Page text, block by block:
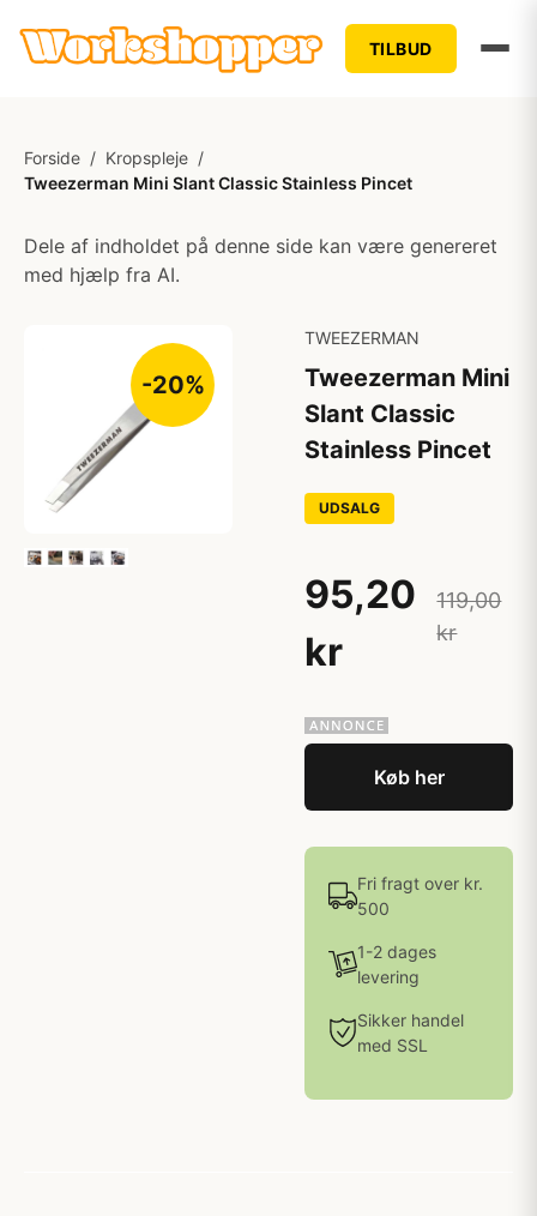
TILBUD
Forside / Kropspleje /
Tweezerman Mini Slant Classic Stainless Pincet
Dele af indholdet på denne side kan være genereret
med hjælp fra AI.
-20%
TWEEZERMAN
Tweezerman Mini
Slant Classic
Stainless Pincet
UDSALG
95,20
kr
119,00
kr
Køb her
Fri fragt over kr.
500
1-2 dages
levering
Sikker handel
med SSL